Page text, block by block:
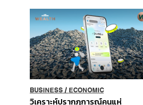
Order
BUSINESS/ ECONOMIC
วิเคราะห์ปรากฏการณ์คนแห่